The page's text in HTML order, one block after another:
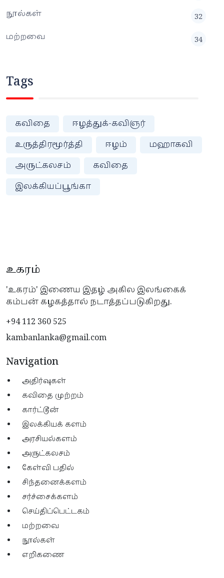
நூல்கள்
32
மற்றவை
34
Tags
கவிதை
ஈழத்துக்-கவிஞர்
உருத்திரமூர்த்தி
ஈழம்
மஹாகவி
அருட்கலசம்
கவிதை
இலக்கியப்பூங்கா
உகரம்
'உகரம்' இணைய இதழ் அகில இலங்கைக்
கம்பன் கழகத்தால் நடாத்தப்படுகிறது.
+94 112 360 525
kambanlanka@gmail.com
Navigation
அதிர்வுகள்
கவிதை முற்றம்
கார்ட்டூன்
இலக்கியக் களம்
அரசியல்களம்
அருட்கலசம்
கேள்வி பதில்
சிந்தனைக்களம்
சர்ச்சைக்களம்
செய்திப்பெட்டகம்
மற்றவை
நூல்கள்
எறிகணை